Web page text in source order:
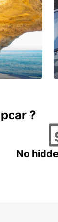
?
No